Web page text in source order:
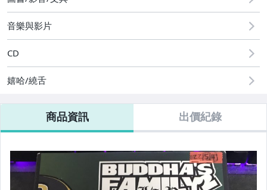
音樂與影片
CD
嬉哈/繞舌
商品資訊 出價紀錄